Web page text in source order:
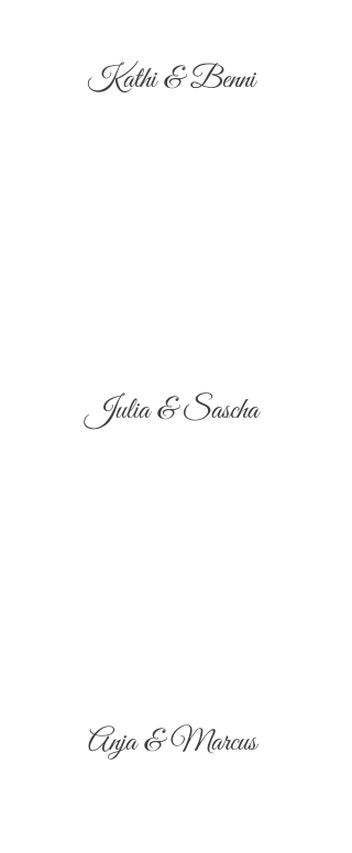
Kathi & Benni
Julia & Sascha
Anja & Marcus